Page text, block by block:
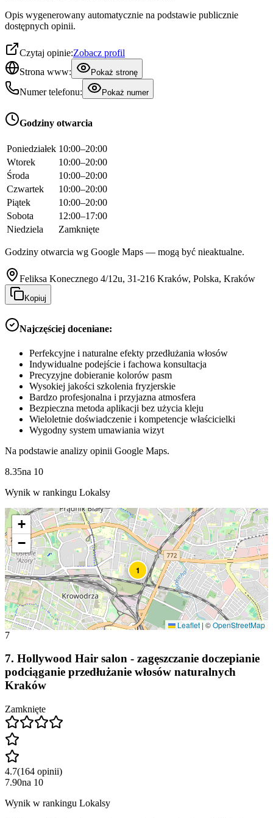
Opis wygenerowany automatycznie na podstawie publicznie
dostępnych opinii.
Czytaj opinie:Zobacz profil
Strona www:
Pokaż stronę
Numer telefonu: Pokaż numer
Godziny otwarcia
Poniedziałek 10:00–20:00
Wtorek
10:00–20:00
Środa
10:00–20:00
Czwartek
10:00–20:00
Piątek
10:00–20:00
Sobota
12:00–17:00
Niedziela
Zamknięte
Godziny otwarcia wg Google Maps — mogą być nieaktualne.
Feliksa Konecznego 4/12u, 31-216 Kraków, Polska, Kraków
Kopiuj
Najczęściej doceniane:
Perfekcyjne i naturalne efekty przedłużania włosów
Indywidualne podejście i fachowa konsultacja
Precyzyjne dobieranie kolorów pasm
Wysokiej jakości szkolenia fryzjerskie
Bardzo profesjonalna i przyjazna atmosfera
Bezpieczna metoda aplikacji bez użycia kleju
Wieloletnie doświadczenie i kompetencje właścicielki
Wygodny system umawiania wizyt
Na podstawie analizy opinii Google Maps.
8.35na 10
Wynik w rankingu Lokalsy
1
+
−
Leaflet | ©OpenStreetMap
7
7. Hollywood Hair salon - zagęszczanie doczepianie
podciąganie przedłużanie włosów naturalnych
Kraków
Zamknięte
4.7(164 opinii)
7.90na 10
Wynik w rankingu Lokalsy